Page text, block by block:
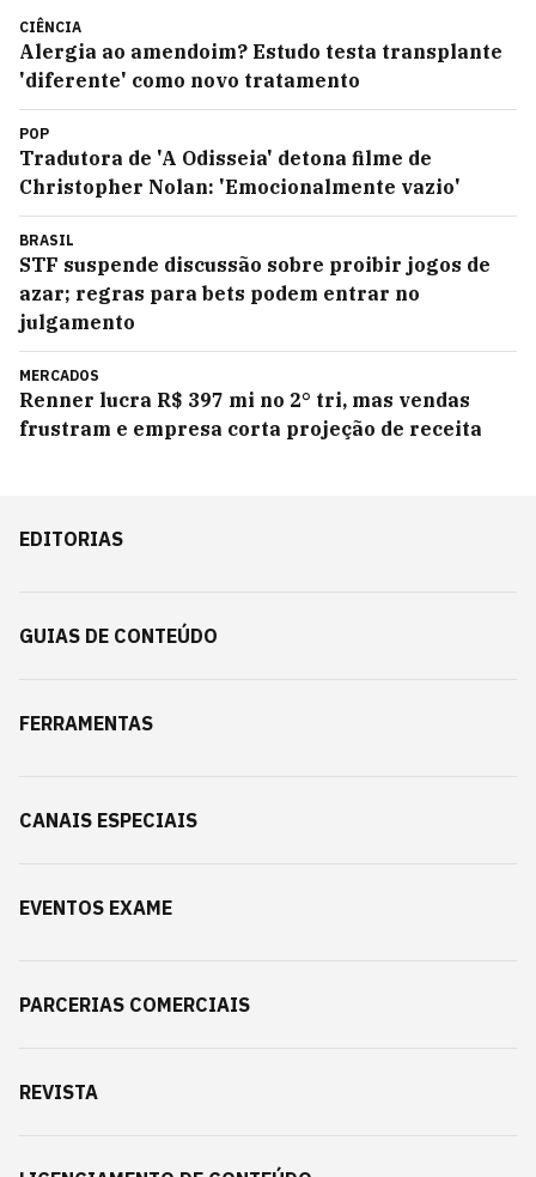
CIÊNCIA
Alergia ao amendoim? Estudo testa transplante
'diferente' como novo tratamento
POP
Tradutora de 'A Odisseia' detona filme de
Christopher Nolan: 'Emocionalmente vazio'
BRASIL
STF suspende discussão sobre proibir jogos de
azar; regras para bets podem entrar no
julgamento
MERCADOS
Renner lucra R$ 397 mi no 2° tri, mas vendas
frustram e empresa corta projeção de receita
EDITORIAS
GUIAS DE CONTEÚDO
FERRAMENTAS
CANAIS ESPECIAIS
EVENTOS EXAME
PARCERIAS COMERCIAIS
REVISTA